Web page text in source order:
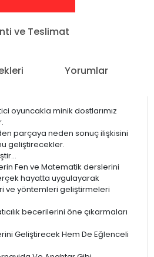
ve Teslimat
Yorumlar
oyuncakla minik dostlarımız
parçaya neden sonuç ilişkisini
geliştirecekler.
Fen ve Matematik derslerini
hayatta uygulayarak
ve yöntemleri geliştirmeleri
becerilerini öne çıkarmaları
Geliştirecek Hem De Eğlenceli